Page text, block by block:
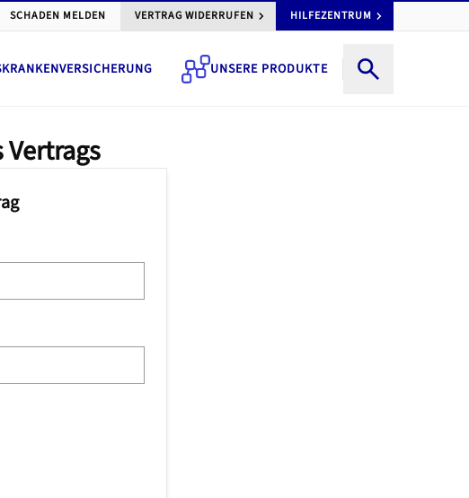
SCHADEN MELDEN VERTRAG WIDERRUFEN HILFEZENTRUM
UNSERE PRODUKTE